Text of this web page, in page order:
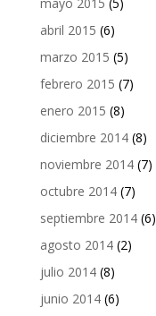
mayo 2015 (5)
abril 2015 (6)
marzo 2015 (5)
febrero 2015 (7)
enero 2015 (8)
diciembre 2014(8)
noviembre 2014(7)
octubre 2014(7)
septiembre 2014(6)
agosto 2014(2)
julio 2014(8)
junio 2014(6)